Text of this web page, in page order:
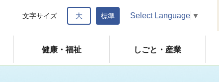
健康・福祉 しごと・産業
文字サイズ 大 標準 Select Language ▼